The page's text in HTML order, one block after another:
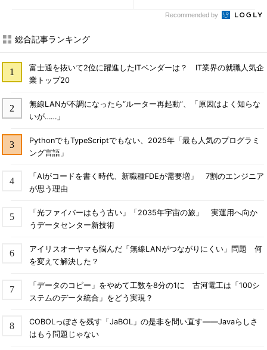
Recommended by
総合記事ランキング
富士通を抜いて2位に躍進したITベンダーは？ IT業界の就職人気企
業トップ20
無線LANが不調になったら“ルーター再起動”、「原因はよく知らな
いが……」
PythonでもTypeScriptでもない、2025年「最も人気のプログラミ
ング言語」
「AIがコードを書く時代、新職種FDEが需要増」 7割のエンジニア
が思う理由
「光ファイバーはもう古い」「2035年宇宙の旅」 実運用へ向か
うデータセンター新技術
アイリスオーヤマも悩んだ「無線LANがつながりにくい」問題 何
を変えて解決した？
「データのコピー」をやめて工数を8分の1に 古河電工は「100シ
ステムのデータ統合」をどう実現？
COBOLっぽさを残す「JaBOL」の是非を問い直す――Javaらしさ
はもう問題じゃない